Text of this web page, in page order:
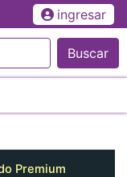
ingresar
Buscar
Premium